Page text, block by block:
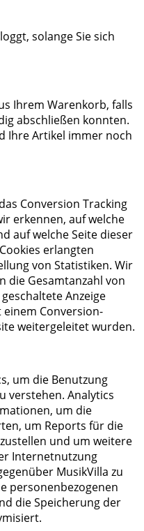
solange Sie sich
Ihrem Warenkorb, falls
abschließen konnten.
Ihre Artikel immer noch
Conversion Tracking
erkennen, auf welche
auf welche Seite dieser
erlangten
von Statistiken. Wir
die Gesamtanzahl von
Anzeige
Conversion-
weitergeleitet wurden.
um die Benutzung
verstehen. Analytics
um die
um Reports für die
und um weitere
Internetnutzung
MusikVilla zu
personenbezogenen
die Speicherung der